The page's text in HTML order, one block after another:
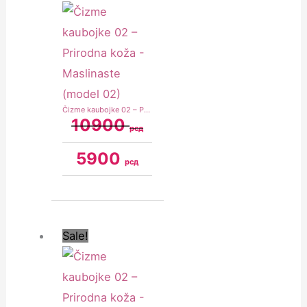
Čizme kaubojke 02 – Prirodna koža – Maslinaste (model 02)
10900рсд
5900рсд
Sale!
was:
10900 рсд.
is:
5900 рсд.